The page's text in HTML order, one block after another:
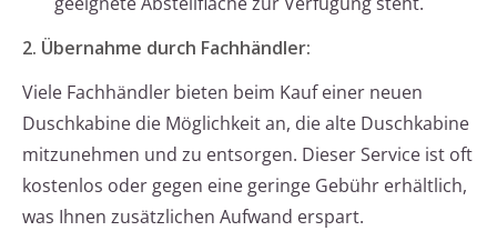
2. Übernahme durch Fachhändler:
Viele Fachhändler bieten beim Kauf einer neuen
Duschkabine die Möglichkeit an, die alte Duschkabine
mitzunehmen und zu entsorgen. Dieser Service ist oft
kostenlos oder gegen eine geringe Gebühr erhältlich,
was Ihnen zusätzlichen Aufwand erspart.